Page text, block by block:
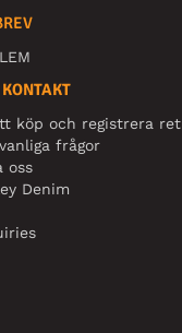
köp och registrera
frågor
oss
Denim